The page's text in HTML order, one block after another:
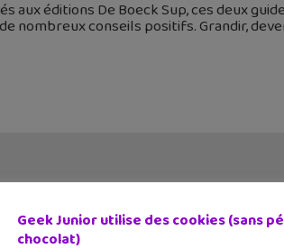
aux éditions De Boeck Sup, ces deux
nombreux conseils positifs. Grandir,
Geek Junior utilise des cookies (sans
chocolat)